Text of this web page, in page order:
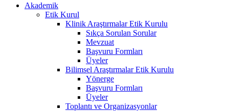
Akademik
Etik Kurul
Klinik Araştırmalar Etik Kurulu
Sıkça Sorulan Sorular
Mevzuat
Başvuru Formları
Üyeler
Bilimsel Araştırmalar Etik Kurulu
Yönerge
Başvuru Formları
Üyeler
Toplantı ve Organizasyonlar